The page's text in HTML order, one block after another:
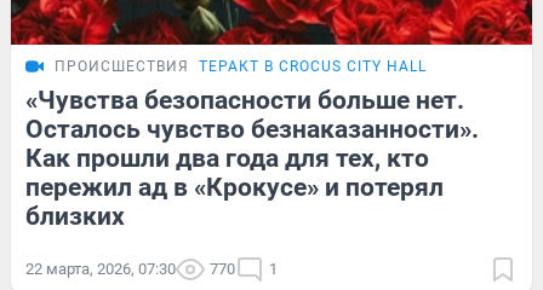
ПРОИСШЕСТВИЯ ТЕРАКТ В CROCUS CITY HALL
«Чувства безопасности больше нет.
Осталось чувство безнаказанности».
Как прошли два года для тех, кто
пережил ад в «Крокусе» и потерял
близких
22 марта, 2026, 07:30 770 1